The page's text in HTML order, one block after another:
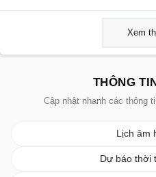
Xem
THÔNG
Cập nhật nhanh các thông
Lịch âm
Dự báo thời